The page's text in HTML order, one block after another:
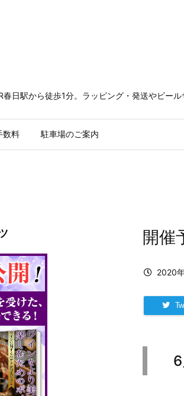
日駅から徒歩1分。ラッピング・発送やビー
数料 駐車場のご案内
開催
2020
6